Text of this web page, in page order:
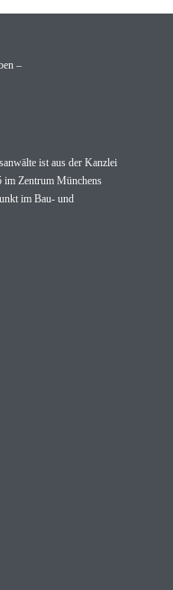
–
ist aus der Kanzlei
im Zentrum Münchens
im Bau- und